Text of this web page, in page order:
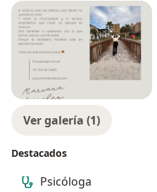
Ver galería (1)
Destacados
Psicóloga